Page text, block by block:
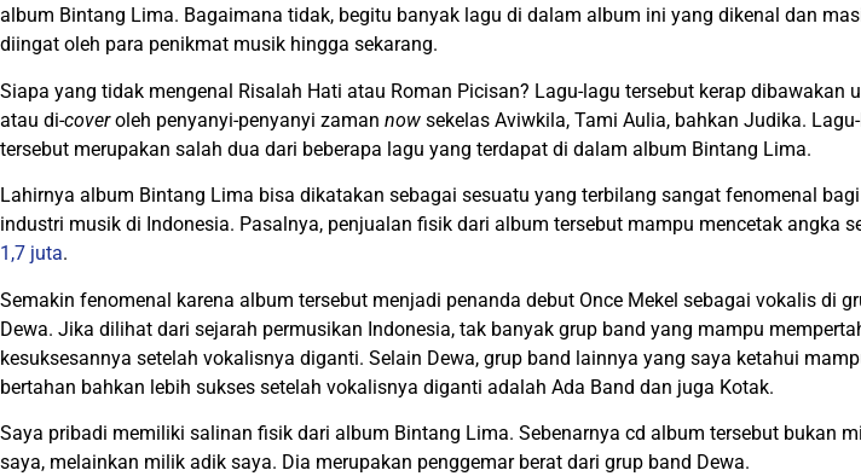
album Bintang Lima. Bagaimana tidak, begitu banyak lagu di dalam album ini yang dikenal dan
diingat oleh para penikmat musik hingga sekarang.
Siapa yang tidak mengenal Risalah Hati atau Roman Picisan? Lagu-lagu tersebut kerap dibawakan
atau di-coveroleh penyanyi-penyanyi zaman now sekelas Aviwkila, Tami Aulia, bahkan Judika.
tersebut merupakan salah dua dari beberapa lagu yang terdapat di dalam album Bintang Lima.
Lahirnya album Bintang Lima bisa dikatakan sebagai sesuatu yang terbilang sangat fenomenal
industri musik di Indonesia. Pasalnya, penjualan fisik dari album tersebut mampu mencetak angka
1,7 juta.
Semakin fenomenal karena album tersebut menjadi penanda debut Once Mekel sebagai vokalis di
Dewa. Jika dilihat dari sejarah permusikan Indonesia, tak banyak grup band yang mampu
kesuksesannya setelah vokalisnya diganti. Selain Dewa, grup band lainnya yang saya ketahui
bertahan bahkan lebih sukses setelah vokalisnya diganti adalah Ada Band dan juga Kotak.
Saya pribadi memiliki salinan fisik dari album Bintang Lima. Sebenarnya cd album tersebut bukan
saya, melainkan milik adik saya. Dia merupakan penggemar berat dari grup band Dewa.